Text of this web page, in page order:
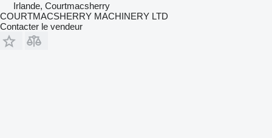
Irlande, Courtmacsherry
COURTMACSHERRY MACHINERY LTD
Contacter le vendeur